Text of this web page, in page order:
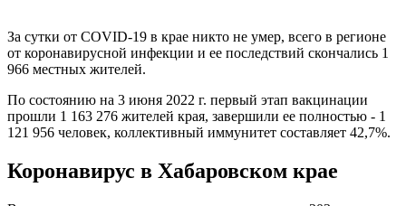
За сутки от COVID-19 в крае никто не умер, всего в регионе
от коронавирусной инфекции и ее последствий скончались 1
966 местных жителей.
По состоянию на 3 июня 2022 г. первый этап вакцинации
прошли 1 163 276 жителей края, завершили ее полностью - 1
121 956 человек, коллективный иммунитет составляет 42,7%.
Коронавирус в Хабаровском крае